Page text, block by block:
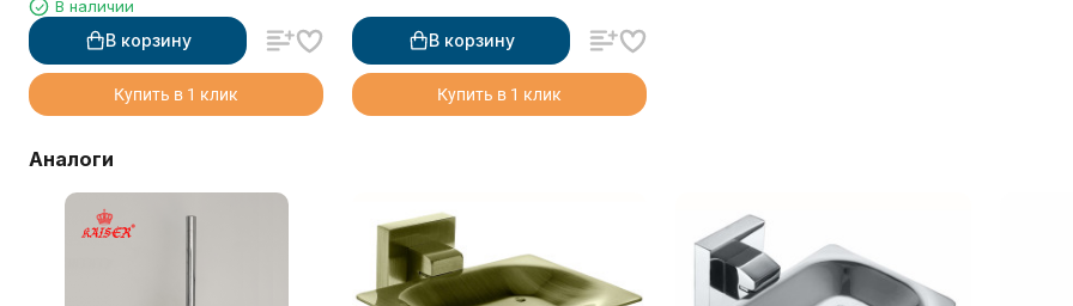
В наличии
В корзину
Купить в 1 клик
В корзину
Купить в 1 клик
Аналоги